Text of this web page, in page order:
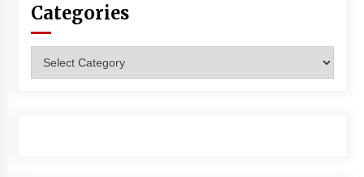
Categories